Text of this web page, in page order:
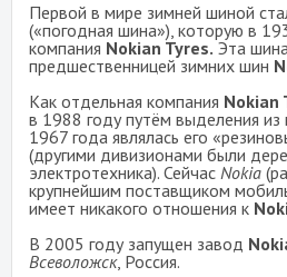
Первой в мире зимней шиной
(«погодная шина»), которую в
компания Nokian Tyres. Эта
предшественницей зимних шин
Как отдельная компания Nokian
в 1988 году путём выделения из
1967 года являлась его
(другими дивизионами были
электротехника). Сейчас Nokia
крупнейшим поставщиком
имеет никакого отношения к
В 2005 году запущен завод
Всеволожск, Россия.